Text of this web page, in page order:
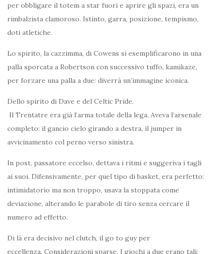
per obbligare il totem a star fuori e aprire gli spazi, era un
rimbalzista clamoroso. Istinto, garra, posizione, tempismo,
doti atletiche.
Lo spirito, la cazzimma, di Cowens si esemplificarono in una
palla sporcata a Robertson con successivo tuffo, kamikaze,
per forzare una palla a due: diverrà un’immagine iconica.
Dello spirito di Dave e del Celtic Pride.
Il Trentatre era già l’arma totale della lega. Aveva l’arsenale
completo: il gancio cielo girando a destra, il jumper in
avvicinamento col perno verso sinistra.
In post, passatore eccelso, dettava i ritmi e suggeriva i tagli
ai suoi. Difensivamente, per quel tipo di basket, era perfetto:
intimidatorio ma non troppo, usava la stoppata come
deviazione, alterando le parabole di tiro senza cercare il
numero ad effetto.
Di là era decisivo nel clutch, il go to guy per
eccellenza. Considerazioni sparse. I giochi a due erano tali: